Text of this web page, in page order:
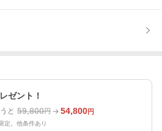
ゼント！
と 59,800円 54,800円
定。他条件あり